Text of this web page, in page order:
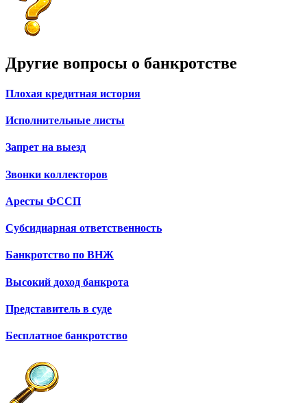
Другие вопросы о банкротстве
Плохая кредитная история
Исполнительные листы
Запрет на выезд
Звонки коллекторов
Аресты ФССП
Субсидиарная ответственность
Банкротство по ВНЖ
Высокий доход банкрота
Представитель в суде
Бесплатное банкротство